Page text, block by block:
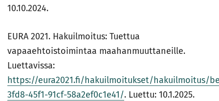
10.10.2024.
EURA 2021. Hakuilmoitus: Tuettua
vapaaehtoistoimintaa maahanmuuttaneille.
Luettavissa:
https://eura2021.fi/hakuilmoitukset/hakuilmoitus/
3fd8-45f1-91cf-58a2ef0c1e41/. Luettu: 10.1.2025.